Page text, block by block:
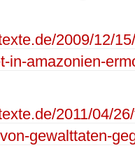
2009/12/
in-amazonien-
2011/04/
gewalttaten-